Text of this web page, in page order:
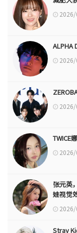
ALPHA
TWICE
张元英
娃视觉
Stray